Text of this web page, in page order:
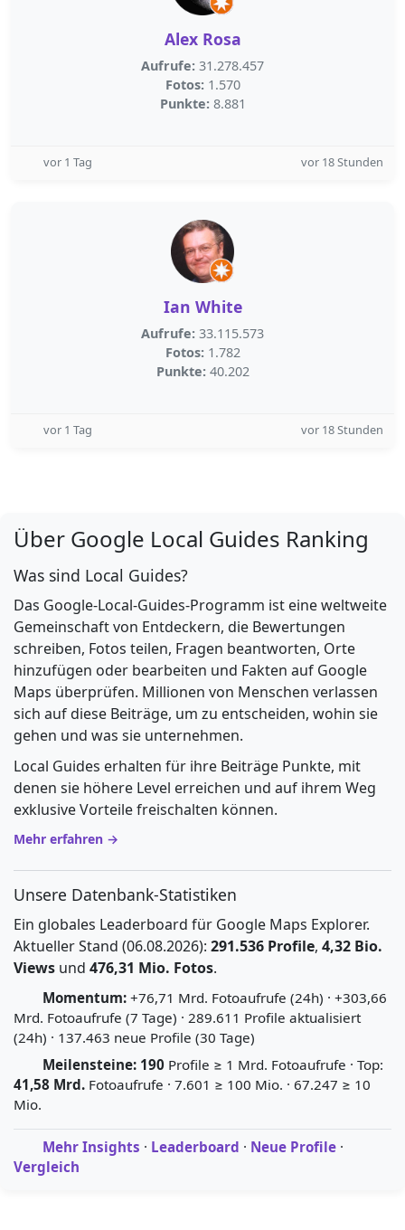
Alex Rosa
Aufrufe: 31.278.457
Fotos: 1.570
Punkte: 8.881
vor 1 Tag vor 18 Stunden
Ian White
Aufrufe: 33.115.573
Fotos: 1.782
Punkte: 40.202
vor 1 Tag vor 18 Stunden
Über Google Local Guides Ranking
Was sind Local Guides?
Das Google-Local-Guides-Programm ist eine weltweite
Gemeinschaft von Entdeckern, die Bewertungen
schreiben, Fotos teilen, Fragen beantworten, Orte
hinzufügen oder bearbeiten und Fakten auf Google
Maps überprüfen. Millionen von Menschen verlassen
sich auf diese Beiträge, um zu entscheiden, wohin sie
gehen und was sie unternehmen.
Local Guides erhalten für ihre Beiträge Punkte, mit
denen sie höhere Level erreichen und auf ihrem Weg
exklusive Vorteile freischalten können.
Mehr erfahren →
Unsere Datenbank-Statistiken
Ein globales Leaderboard für Google Maps Explorer.
Aktueller Stand (06.08.2026): 291.536 Profile, 4,32 Bio.
Views und 476,31 Mio. Fotos.
Momentum: +76,71 Mrd. Fotoaufrufe (24h) · +303,66
Mrd. Fotoaufrufe (7 Tage) · 289.611 Profile aktualisiert
(24h) · 137.463 neue Profile (30 Tage)
Meilensteine: 190 Profile ≥ 1 Mrd. Fotoaufrufe · Top:
41,58 Mrd. Fotoaufrufe · 7.601 ≥ 100 Mio. · 67.247 ≥ 10
Mio.
Mehr Insights · Leaderboard · Neue Profile ·
Vergleich